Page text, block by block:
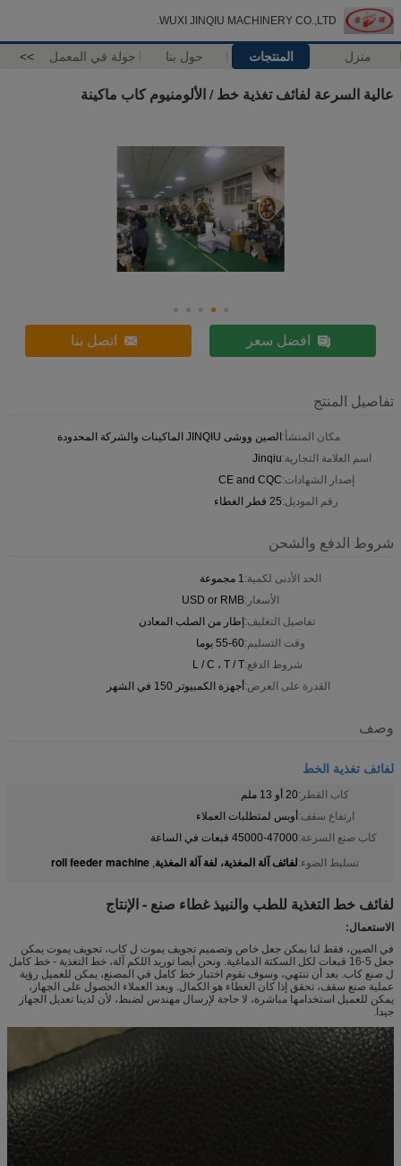
WUXI JINQIU MACHINERY CO.,LTD.
منزل المنتجات حول بنا جولة في المعمل >>
عالية السرعة لفائف تغذية خط / الألومنيوم كاب ماكينة
افضل سعر اتصل بنا
تفاصيل المنتج
مكان المنشأ:الصين ووشى JINQIU الماكينات والشركة المحدودة
اسم العلامة التجارية:Jinqiu
إصدار الشهادات:CE and CQC
رقم الموديل:25 قطر الغطاء
شروط الدفع والشحن
الحد الأدنى لكمية:1 مجموعة
الأسعار:USD or RMB
تفاصيل التغليف:إطار من الصلب المعادن
وقت التسليم:55-60 يوما
شروط الدفع:L / C ، T / T
القدرة على العرض:أجهزة الكمبيوتر 150 في الشهر
وصف
لفائف تغذية الخط
كاب القطر:20 أو 13 ملم
ارتفاع سقف:أوبس لمتطلبات العملاء
كاب صنع السرعة:45000-47000 قبعات في الساعة
تسليط الضوء:لفائف آلة المغذية، لفة آلة المغذية,
roll feeder machine
لفائف خط التغذية للطب والنبيذ غطاء صنع - الإنتاج
الاستعمال:
في الصين، فقط لنا يمكن جعل خاص وتصميم تجويف يموت ل كاب، تجويف يموت يمكن
جعل 5-16 قبعات لكل السكتة الدماغية. ونحن أيضا توريد اللكم آلة، خط التغذية - خط كامل
ل صنع كاب. بعد أن ننتهي، وسوف نقوم اختبار خط كامل في المصنع، يمكن للعميل رؤية
عملية صنع سقف، تحقق إذا كان الغطاء هو الكمال. وبعد العملاء الحصول على الجهاز،
يمكن للعميل استخدامها مباشرة، لا حاجة لإرسال مهندس لضبط، لأن لدينا تعديل الجهاز
جيدا.